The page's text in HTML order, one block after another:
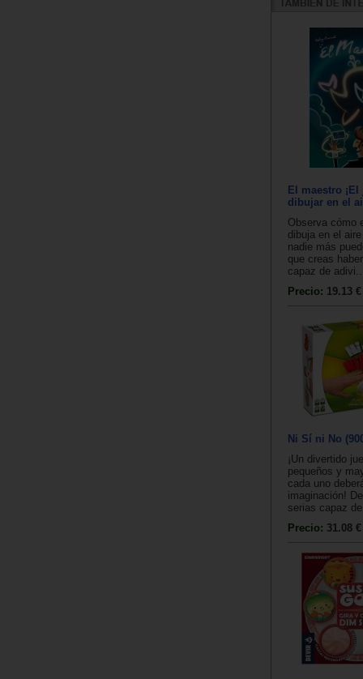
El maestro
dibujar en el
Observa cómo
dibuja en el
nadie más
que creas
capaz de
Precio: 19.13 €
Ni Sí ni No
¡Un divertido
pequeños y
cada uno
imaginación!
serias capaz
Precio: 31.08 €